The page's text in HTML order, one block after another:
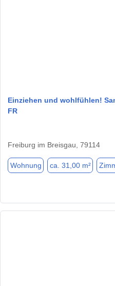
Einziehen und wohlfühlen!
FR
Freiburg im Breisgau, 79114
Wohnung ca. 31,00 m²